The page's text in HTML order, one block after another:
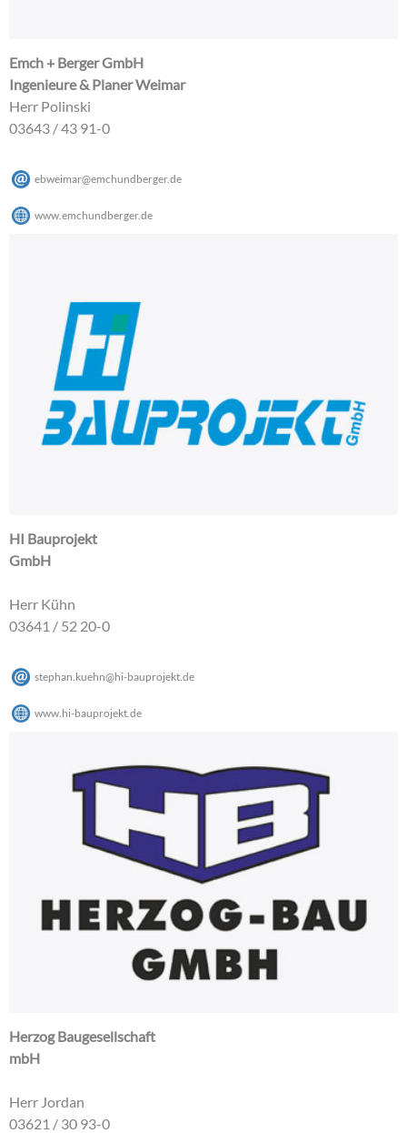
Emch + Berger GmbH
Ingenieure & Planer Weimar
Herr Polinski
03643 / 43 91-0
ebweimar@emchundberger.de
www.emchundberger.de
HI Bauprojekt
GmbH
Herr Kühn
03641 / 52 20-0
stephan.kuehn@hi-bauprojekt de
www.hi-bauprojekt.de
Herzog Baugesellschaft
mbH
Herr Jordan
03621 / 30 93-0